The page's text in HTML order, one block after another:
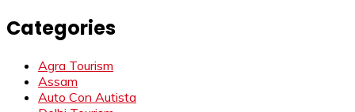
Categories
Agra Tourism
Assam
Auto Con Autista